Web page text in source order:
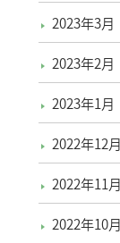
2023年3月
2023年2月
2023年1月
2022年12月
2022年11月
2022年10月